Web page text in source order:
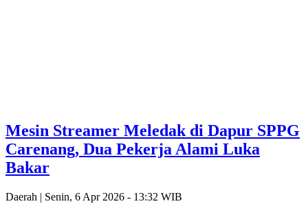
Mesin Streamer Meledak di Dapur SPPG
Carenang, Dua Pekerja Alami Luka
Bakar
Daerah | Senin, 6 Apr 2026 - 13:32 WIB